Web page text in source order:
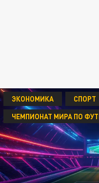
ЭКОНОМИКА
СПОРТ
ЧЕМПИОНАТ МИРА ПО